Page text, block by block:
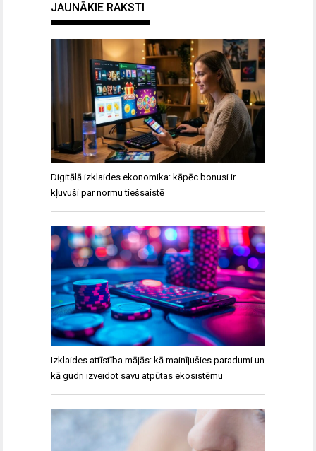
JAUNĀKIE RAKSTI
Digitālā izklaides ekonomika: kāpēc bonusi ir
kļuvuši par normu tiešsaistē
Izklaides attīstība mājās: kā mainījušies paradumi un
kā gudri izveidot savu atpūtas ekosistēmu